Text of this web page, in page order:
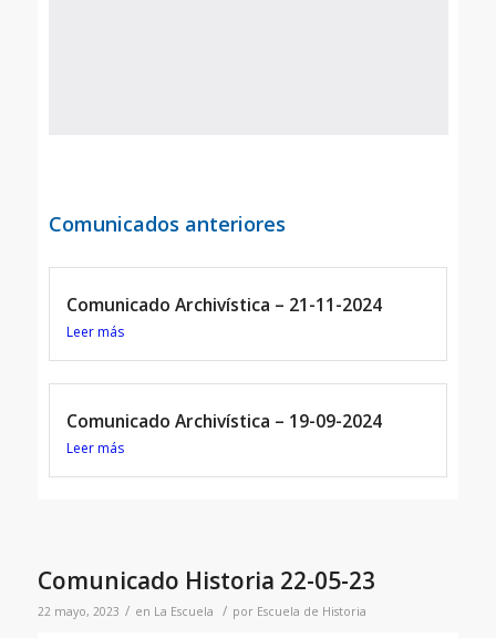
Comunicados anteriores
Comunicado Archivística – 21-11-2024
Leer más
Comunicado Archivística – 19-09-2024
Leer más
Comunicado Historia 22-05-23
22 mayo, 2023 / en La Escuela / por Escuela de Historia